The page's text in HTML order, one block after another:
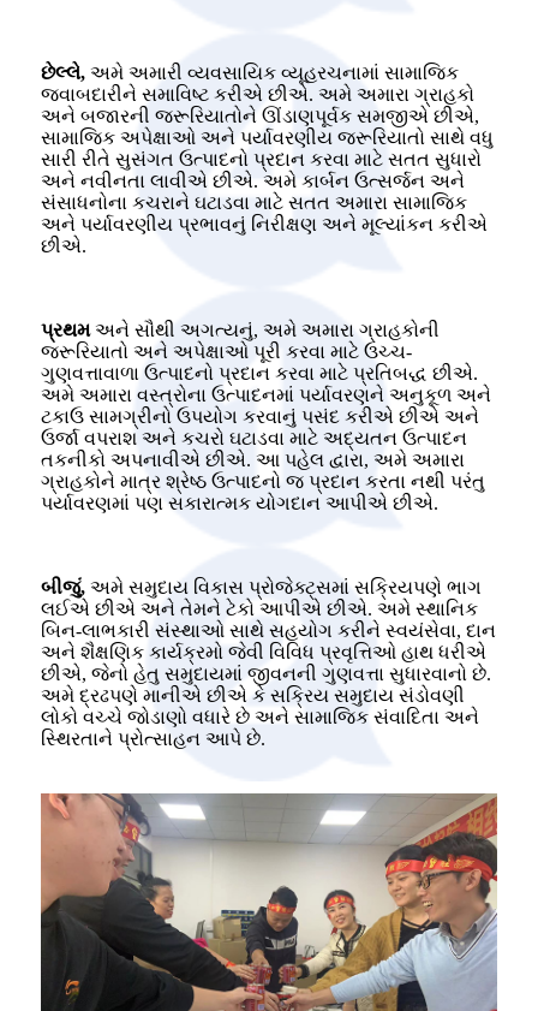
છેલ્લે, અમે અમારી વ્યવસાયિક વ્યૂહરચનામાં સામાજિક
જવાબદારીને સમાવિષ્ટ કરીએ છીએ. અમે અમારા ગ્રાહકો
અને બજારની જરૂરિયાતોને ઊંડાણપૂર્વક સમજીએ છીએ,
સામાજિક અપેક્ષાઓ અને પર્યાવરણીય જરૂરિયાતો સાથે વધુ
સારી રીતે સુસંગત ઉત્પાદનો પ્રદાન કરવા માટે સતત સુધારો
અને નવીનતા લાવીએ છીએ. અમે કાર્બન ઉત્સર્જન અને
સંસાધનોના કચરાને ઘટાડવા માટે સતત અમારા સામાજિક
અને પર્યાવરણીય પ્રભાવનું નિરીક્ષણ અને મૂલ્યાંકન કરીએ
છીએ.
પ્રથમ અને સૌથી અગત્યનું, અમે અમારા ગ્રાહકોની
જરૂરિયાતો અને અપેક્ષાઓ પૂરી કરવા માટે ઉચ્ચ-
ગુણવત્તાવાળા ઉત્પાદનો પ્રદાન કરવા માટે પ્રતિબદ્ધ છીએ.
અમે અમારા વસ્ત્રોના ઉત્પાદનમાં પર્યાવરણને અનુકૂળ અને
ટકાઉ સામગ્રીનો ઉપયોગ કરવાનું પસંદ કરીએ છીએ અને
ઉર્જા વપરાશ અને કચરો ઘટાડવા માટે અદ્યતન ઉત્પાદન
તકનીકો અપનાવીએ છીએ. આ પહેલ દ્વારા, અમે અમારા
ગ્રાહકોને માત્ર શ્રેષ્ઠ ઉત્પાદનો જ પ્રદાન કરતા નથી પરંતુ
પર્યાવરણમાં પણ સકારાત્મક યોગદાન આપીએ છીએ.
બીજું, અમે સમુદાય વિકાસ પ્રોજેક્ટ્સમાં સક્રિયપણે ભાગ
લઈએ છીએ અને તેમને ટેકો આપીએ છીએ. અમે સ્થાનિક
બિન-લાભકારી સંસ્થાઓ સાથે સહયોગ કરીને સ્વયંસેવા, દાન
અને શૈક્ષણિક કાર્યક્રમો જેવી વિવિધ પ્રવૃત્તિઓ હાથ ધરીએ
છીએ, જેનો હેતુ સમુદાયમાં જીવનની ગુણવત્તા સુધારવાનો છે.
અમે દ્રઢપણે માનીએ છીએ કે સક્રિય સમુદાય સંડોવણી
લોકો વચ્ચે જોડાણો વધારે છે અને સામાજિક સંવાદિતા અને
સ્થિરતાને પ્રોત્સાહન આપે છે.